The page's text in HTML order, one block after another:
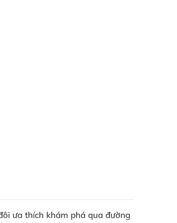
ưa thích khám phá qua đường